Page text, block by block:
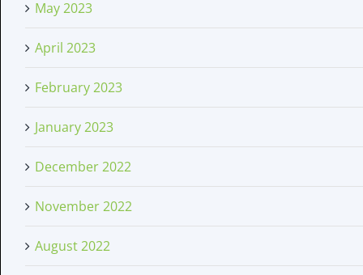
May 2023
April 2023
February 2023
January 2023
December 2022
November 2022
August 2022